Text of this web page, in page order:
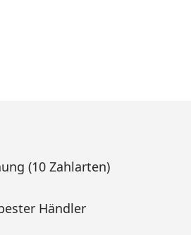
(10 Zahlarten)
Händler